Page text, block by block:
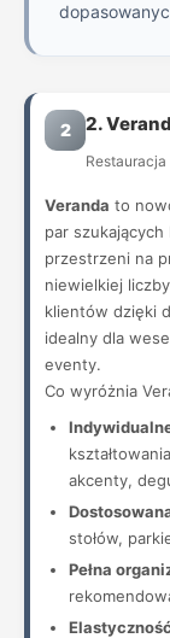
2 2.
Restauracja
Veranda to
par
przestrzeni na
niewielkiej
klientów dzięki
idealny dla
eventy.
Co wyróżnia
akcenty,
stołów,
Pełna